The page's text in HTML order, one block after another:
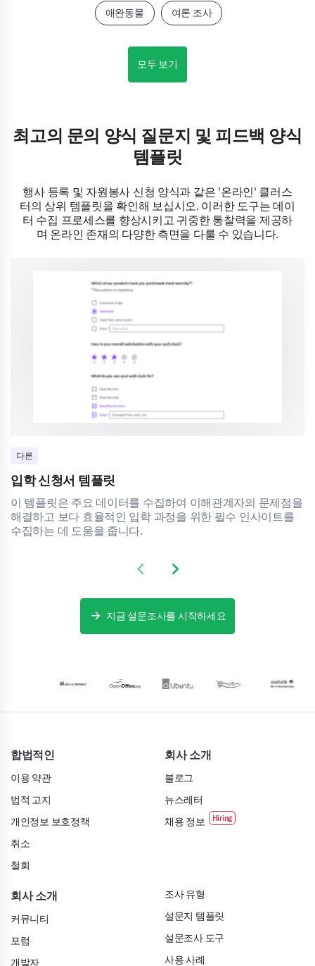
애완동물 여론 조사
모두 보기
최고의 문의 양식 질문지 및 피드백 양식
템플릿
행사 등록 및 자원봉사 신청 양식과 같은 '온라인' 클러스
터의 상위 템플릿을 확인해 보십시오. 이러한 도구는 데이
터 수집 프로세스를 향상시키고 귀중한 통찰력을 제공하
며 온라인 존재의 다양한 측면을 다룰 수 있습니다.
다른
입학 신청서 템플릿
이 템플릿은 주요 데이터를 수집하여 이해관계자의 문제점을
해결하고 보다 효율적인 입학 과정을 위한 필수 인사이트를
수집하는 데 도움을 줍니다.
Previous slide
Next slide
지금 설문조사를 시작하세요
합법적인
이용 약관
법적 고지
개인정보 보호정책
취소
철회
회사 소개
블로그
뉴스레터
채용 정보
회사 소개
커뮤니티
포럼
개발자
조사 유형
설문지 템플릿
설문조사 도구
사용 사례